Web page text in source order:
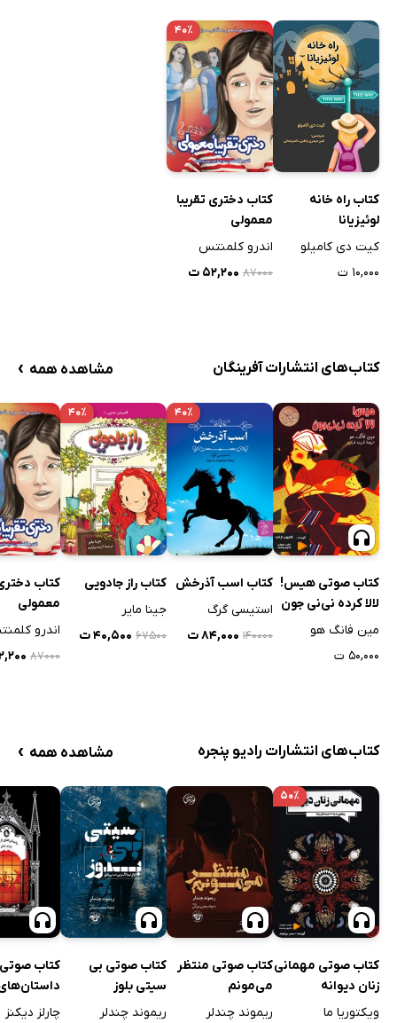
کتاب راه خانه
لوئیزیانا
کیت دی کامیلو
۱۰,۰۰۰ ت
۴۰٪
کتاب دختری تقریبا
معمولی
اندرو کلمنتس
۸۷۰۰۰ ۵۲,۲۰۰ ت
کتاب‌های انتشارات آفرینگان مشاهده همه ›
کتاب صوتی هیس!
لالا کرده نی‌نی جون
مین فانگ هو
۵۰,۰۰۰ ت
۴۰٪
کتاب اسب آذرخش
استیسی گرگ
۱۴۰۰۰۰ ۸۴,۰۰۰ ت
۴۰٪
کتاب راز جادویی
جینا مایر
۶۷۵۰۰ ۴۰,۵۰۰ ت
کتاب
معمولی
اندرو
۸۷۰۰۰
کتاب‌های انتشارات رادیو پنجره مشاهده همه ›
۵۰٪
کتاب صوتی مهمانی
زنان دیوانه
ویکتوریا ما
کتاب صوتی منتظر
می‌مونم
ریموند چندلر
کتاب صوتی بی
سیتی بلوز
ریموند چندلر
کتاب صوتی
چارلز دیکنز